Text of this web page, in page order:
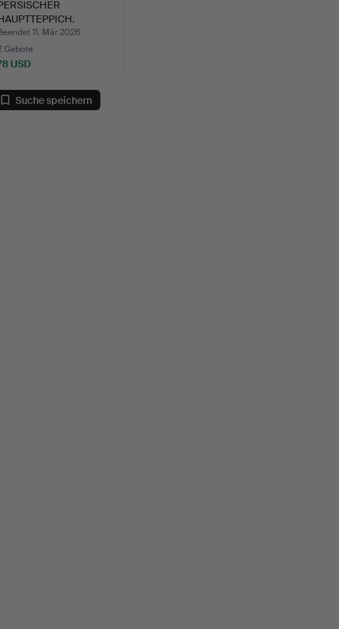
(58 W…
11. Mär 2026
Gebote
USD
Suche speichern